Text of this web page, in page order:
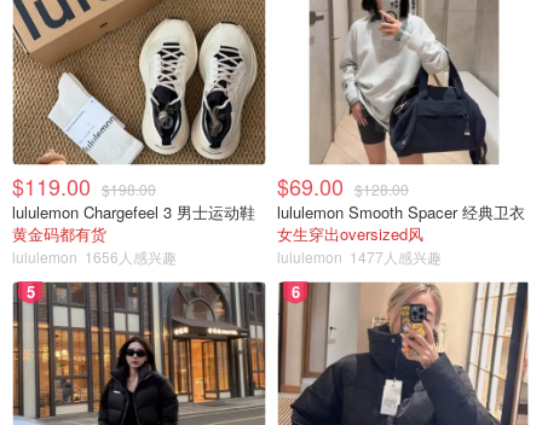
5. Haunted Calgary Presents: Wicked 闹鬼
的卡尔加里：邪恶
日期： 10 月 1 日至 29 日的每个星期五和星期六，加上 10
月 30 日和 11 月 3 日和 4 日
费用：提前在线购买门票， 25 加币
$119.00 $198.00
lululemon Chargefeel 3 男士运动鞋
黄金码都有货
lululemon 1656人感兴趣
$69.00 $128.00
lululemon Smooth Spacer 经典卫衣
女生穿出oversized风
lululemon 1477人感兴趣
5 6